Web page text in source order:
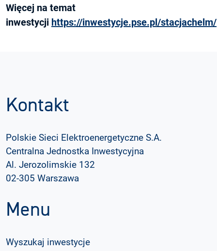
Więcej na temat
inwestycji https://inwestycje.pse.pl/stacjachelm/
Kontakt
Polskie Sieci Elektroenergetyczne S.A.
Centralna Jednostka Inwestycyjna
Al. Jerozolimskie 132
02-305 Warszawa
Menu
Wyszukaj inwestycje